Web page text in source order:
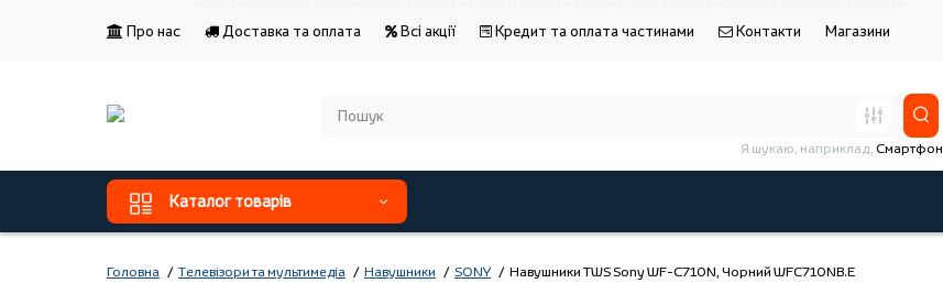
Про нас Доставка та оплата Всі акції Кредит та оплата частинами Контакти Магазини
Я шукаю, наприклад,Смартфон
Каталог товарів
Головна Телевізори та мультимедіа Навушники SONY Навушники TWS Sony WF-C710N, Чорний WFC710NB.E